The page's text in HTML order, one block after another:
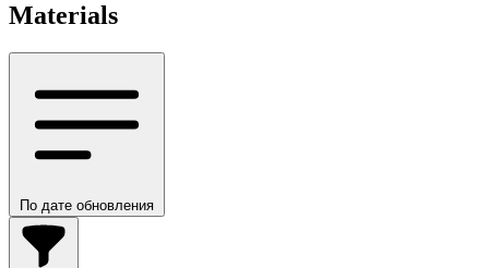
Materials
По дате обновления